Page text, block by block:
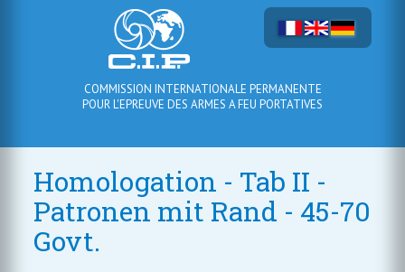
COMMISSION INTERNATIONALE PERMANENTE
POUR L'EPREUVE DES ARMES A FEU PORTATIVES
Homologation - Tab II -
Patronen mit Rand - 45-70
Govt.